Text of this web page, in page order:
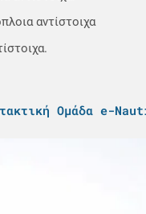
αντίστοιχα
Ομάδα e-